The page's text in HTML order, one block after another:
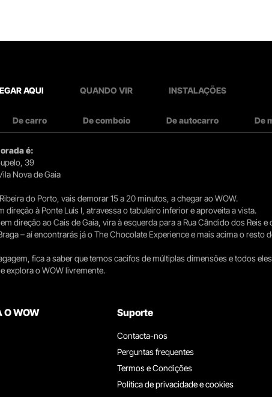
AQUI QUANDO VIR INSTALAÇÕES
De carro De comboio De autocarro De
é:
39
Nova de Gaia
do Porto, vais demorar 15 a 20 minutos, a chegar ao WOW.
direção à Ponte Luís I, atravessa o tabuleiro inferior e aproveita a vista.
direção ao Cais de Gaia, vira à esquerda para a Rua Cândido dos Reis e
– aí encontrarás já o The Chocolate Experience e mais acima o resto
fica a saber que temos cacifos de múltiplas dimensões e todos
explora o WOW livremente.
O WOW Suporte
Contacta-nos
Perguntas frequentes
Termos e Condições
Política de privacidade e cookies
Trabalha connosco